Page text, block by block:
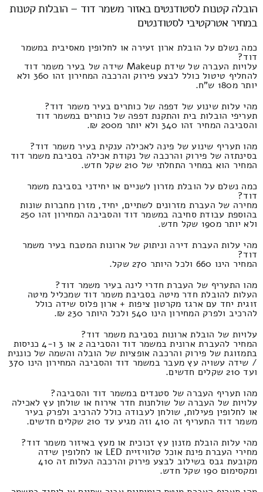
הובלה קטנות לסטודנטים באזור משמר דוד – הובלות קטנות
במחיר אטרקטיבי לסטודנטים
כמה נשלם על הובלת ארון זעירה או לחלופין מאסיבית במשמר
דוד?
עלויות העברה של שידת Makeup שידה של בעיר משמר דוד
להחליף טיטול כולל לבצע פירוק והרכבה המחירון זהו 360 ולא
יותר מ180 ש"ח.
מהי עלות שינוע של דפפה של כותרים בעיר משמר דוד?
תעריפי הובלות בית והתקנת דפפה של כותרים במשמר דוד
והסביבה המחיר זהו 340 ולא יותר מ200 ₪.
מהו תעריף שינוע של פינה לאכילה ענקית בעיר משמר דוד?
בסינתזה של פירוק והרכבה של נקודת אכילה בסביבת משמר דוד
המחיר הוא במחיר התחלתי של 210 שקל חדש.
כמה נשלם על הובלת מזרון לשניים או יחידני בסביבת משמר
דוד?
מחירה של העברת מזרונים לשתיים, יחיד, מזרן מחברות שונות
בהוספת עבודת סחיבה במשמר דוד והסביבה המחירון זהו 250
ולא יותר מ190 שקל חדש.
מהי עלות העברת דירה וניתוק של ארונות המטבח בעיר משמר
דוד?
המחיר הינו 660 ולכל היותר 270 שקל.
מהו התעריף של העברת חדרי לינה בעיר משמר דוד?
העלות להובלת חדר מיטה בסביבת משמר דוד שמכליל מיטה
זוגית יחד עם ארגז מקרטון ציפות + ארון פלוס שידה כולל
להרכיב ולפרק המחירון הינו 540 ולכל היותר 230 ₪.
עלויות של הובלת ארונות בסביבת משמר דוד?
המחיר להעברת ארונית במשמר דוד והסביבה 2 או 3 ו-4 כניסות
בתמזוגת של פירוק והרכבה אופציות של הובלה והשמה של כוננית
/ שידה עשויה עץ מעבר במשמר דוד והסביבה המחירון הינו 370
ועד 210 שקלים חדשים.
מהו תעריף העברה של סטנדים במשמר דוד והסביבה?
עלויות של העברה של שולחנות חדר אירוח או שולחן עץ לאכילה
או לחלופין פעילות, שולחן לעבודה כולל להרכיב ולפרק בעיר
משמר דוד התעריף זה 410 וזה מגיע עד 210 שקלים חדשים.
מהי עלות הובלת מזנון עץ זכוכית או מעץ באיזור משמר דוד?
מחירי העברת פינת אוכל טלוויזיית LED או לחלופין שידה
מקובעת גבס בשילוב לבצע פירוק והרכבה העלות זה 410
ומקסימום 190 שקל חדש.